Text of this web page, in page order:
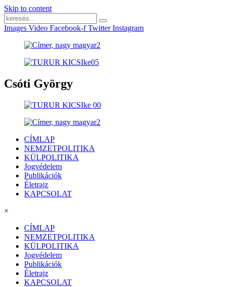
Skip to content
Images Video Facebook-f Twitter Instagram
Csóti György
CÍMLAP
NEMZETPOLITIKA
KÜLPOLITIKA
Jogvédelem
Publikációk
Életrajz
KAPCSOLAT
×
CÍMLAP
NEMZETPOLITIKA
KÜLPOLITIKA
Jogvédelem
Publikációk
Életrajz
KAPCSOLAT